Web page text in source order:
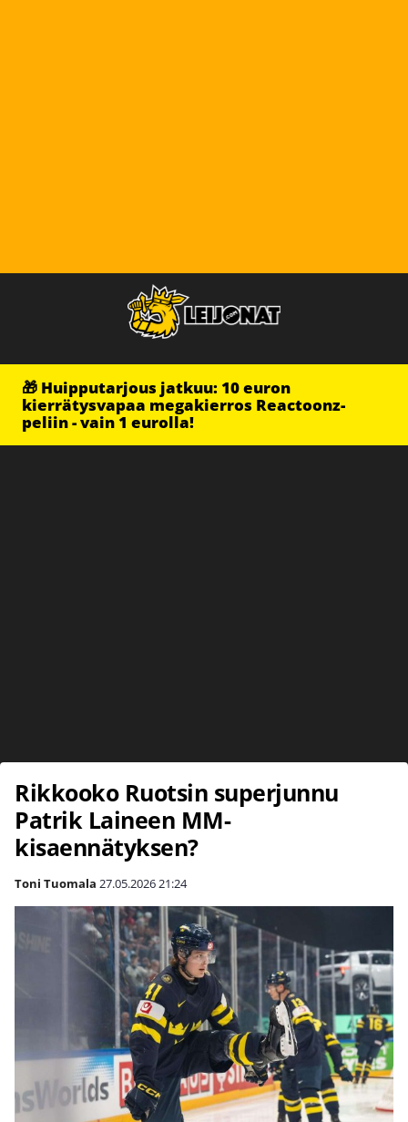
🎁 Huipputarjous jatkuu: 10 euron
kierrätysvapaa megakierros Reactoonz-
peliin - vain 1 eurolla!
Rikkooko Ruotsin superjunnu
Patrik Laineen MM-
kisaennätyksen?
Toni Tuomala 27.05.202621:24